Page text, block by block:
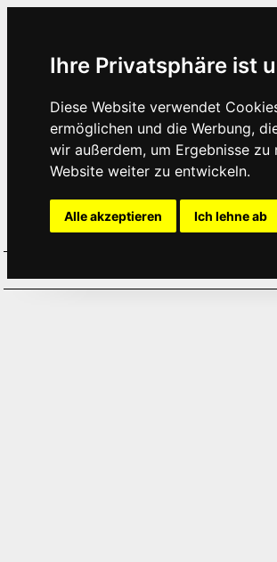
Ihre Privatsphäre ist
Diese Website verwendet
ermöglichen und die Werbung,
wir außerdem, um Ergebnisse zu
Website weiter zu entwickeln.
Alle akzeptieren Ich lehne ab